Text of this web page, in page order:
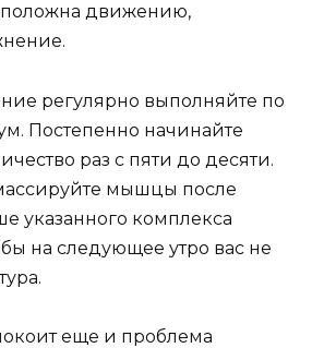
движению,
регулярно выполняйте по
Постепенно начинайте
раз с пяти до десяти.
мышцы после
указанного комплекса
на следующее утро вас не
еще и проблема